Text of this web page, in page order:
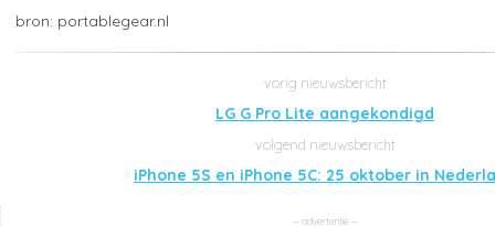
portablegear.nl
LG G Pro Lite aangekondigd
iPhone 5S en iPhone 5C: 25 oktober in